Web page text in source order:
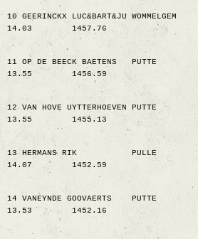
10 GEERINCKX LUC&BART&JU WOMMELGEM
14.03
1457.76
11 OP DE BEECK BAETENS PUTTE
13.55
1456.59
12 VAN HOVE UYTTERHOEVEN PUTTE
13.55
1455.13
13 HERMANS RIK PULLE
14.07
1452.59
14 VANEYNDE GOOVAERTS PUTTE
13.53
1452.16